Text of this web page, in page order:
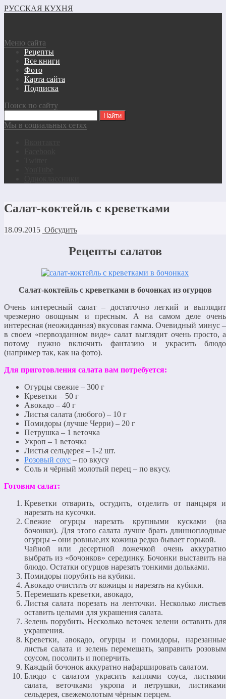
РУССКАЯ КУХНЯ
Меню сайта
Рецепты
Все книги
Фото
Карта сайта
Подписка
Поиск по сайту
Мы в социальных сетях
Салат-коктейль с креветками
18.09.2015 Обсудить
Рецепты салатов
Салат-коктейль с креветками в бочонках из огурцов
Очень интересный салат – достаточно легкий и выглядит
чрезмерно овощным и пресным. А на самом деле очень
интересная (неожиданная) вкусовая гамма. Очевидный минус –
в своем «первозданном виде» салат выглядит очень просто, а
потому нужно включить фантазию и украсить блюдо
(например так, как на фото).
Для приготовления салата вам потребуется:
Огурцы свежие – 300 г
Креветки – 50 г
Авокадо – 40 г
Листья салата (любого) – 10 г
Помидоры (лучше Черри) – 20 г
Петрушка – 1 веточка
Укроп – 1 веточка
Листья сельдерея – 1-2 шт.
Розовый соус – по вкусу
Соль и чёрный молотый перец – по вкусу.
Готовим салат:
Креветки отварить, остудить, отделить от панцыря и
нарезать на кусочки.
Свежие огурцы нарезать крупными кусками (на
бочонки). Для этого салата лучше брать длинноплодные
огурцы – они ровные,их кожица редко бывает горькой.
Чайной или десертной ложечкой очень аккуратно
выбрать из «бочонков» серединку. Бочонки выставить на
блюдо. Остатки огурцов нарезать тонкими дольками.
Помидоры порубить на кубики.
Авокадо очистить от кожицы и нарезать на кубики.
Перемешать креветки, авокадо,
Листья салата порезать на ленточки. Несколько листьев
оставить целыми для украшения салата.
Зелень порубить. Несколько веточек зелени оставить для
украшения.
Креветки, авокадо, огурцы и помидоры, нарезанные
листья салата и зелень перемешать, заправить розовым
соусом, посолить и поперчить.
Каждый бочонок аккуратно нафаршировать салатом.
Блюдо с салатом украсить каплями соуса, листьями
салата, веточками укропа и петрушки, листиками
сельдерея, свежемолотым чёрным перцем.